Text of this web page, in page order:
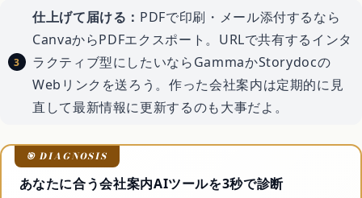
仕上げて届ける： PDFで印刷・メール添付するなら
CanvaからPDFエクスポート。URLで共有するインタ
ラクティブ型にしたいならGammaかStorydocの
Webリンクを送ろう。作った会社案内は定期的に見
直して最新情報に更新するのも大事だよ。
あなたに合う会社案内AIツールを3秒で診断